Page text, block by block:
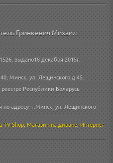
Гринкевич Михаил
выдано18 декабря 2015г.
Минск, ул. Лещинского д 45.
Республики Беларусь
адресу: г.Минск, ул. Лещинского
TV-Shop,Магазин на диване,Интернет